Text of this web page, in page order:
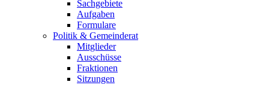
Sachgebiete
Aufgaben
Formulare
Politik & Gemeinderat
Mitglieder
Ausschüsse
Fraktionen
Sitzungen